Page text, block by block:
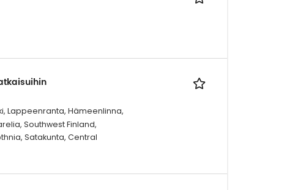
Lappeenranta, Hämeenlinna,
Southwest Finland,
Satakunta, Central